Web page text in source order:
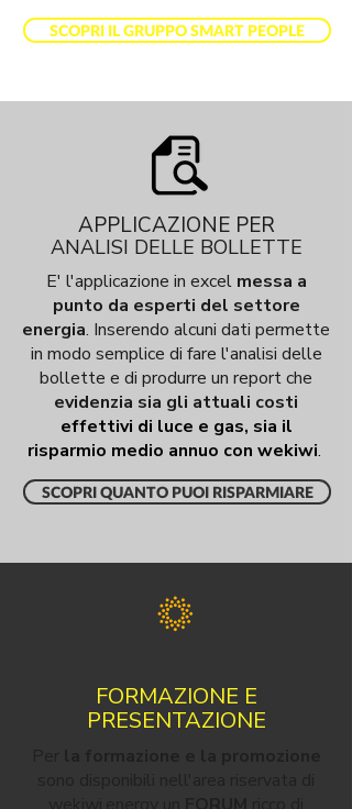
SCOPRI IL GRUPPO SMART PEOPLE
APPLICAZIONE PER
ANALISI DELLE BOLLETTE
E' l'applicazione in excel messa a
punto da esperti del settore
energia. Inserendo alcuni dati permette
in modo semplice di fare l'analisi delle
bollette e di produrre un report che
evidenzia sia gli attuali costi
effettivi di luce e gas, sia il
risparmio medio annuo con wekiwi.
SCOPRI QUANTO PUOI RISPARMIARE
FORMAZIONE E
PRESENTAZIONE